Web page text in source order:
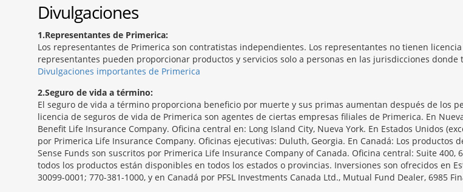
Divulgaciones
1 Representantes de Primerica:
Los representantes de Primerica son contratistas independientes. Los representantes no tienen
representantes pueden proporcionar productos y servicios solo a personas en las jurisdicciones
Divulgaciones importantes de Primerica
2 Seguro de vida a término:
El seguro de vida a término proporciona beneficio por muerte y sus primas aumentan después de los
licencia de seguros de vida de Primerica son agentes de ciertas empresas filiales de Primerica. En
Benefit Life Insurance Company. Oficina central en: Long Island City, Nueva York. En Estados Unidos
por Primerica Life Insurance Company. Oficinas ejecutivas: Duluth, Georgia. En Canadá: Los
Sense Funds son suscritos por Primerica Life Insurance Company of Canada. Oficina central: Suite 400,
todos los productos están disponibles en todos los estados o provincias. Inversiones son ofrecidos en
30099-0001; 770-381-1000, y en Canadá por PFSL Investments Canada Ltd., Mutual Fund Dealer, 6985